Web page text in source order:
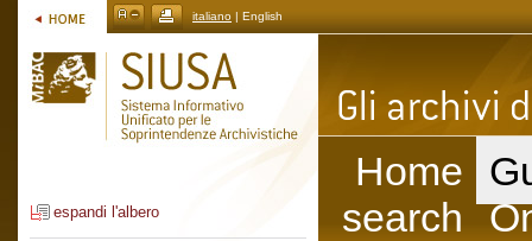
italiano | English
espandi l'albero
Home
search